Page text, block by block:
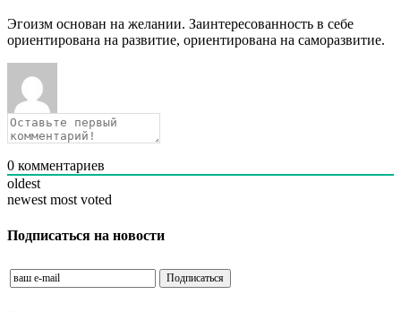
Эгоизм основан на желании. Заинтересованность в себе
ориентирована на развитие, ориентирована на саморазвитие.
0 комментариев
oldest
newest most voted
Подписаться на новости